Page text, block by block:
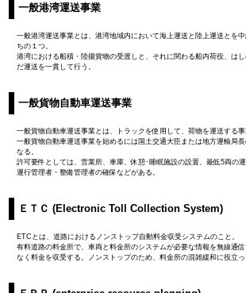
一般港湾運送事業
一般港湾運送事業とは、港湾地域内において海上運送と陸上運送とを
ちの１つ。
港湾における船積・陸揚貨物の受渡しと、それに関わる船内荷役、は
だ運送を一貫して行う。
一般貨物自動車運送事業
一般貨物自動車運送事業とは、トラックを使用して、荷物を運送する事
一般貨物自動車運送事業を始めるには国土交通大臣または地方運輸局
なる。
許可要件としては、営業所、車庫、休憩･睡眠施設の設置、最低5両の
運行管理者・整備管理者の確保などがある。
ＥＴＣ (Electronic Toll Collection System)
ETCとは、道路におけるノンストップ自動料金収受システムのこと。
有料道路の料金所で、車両と料金所のシステムが必要な情報を無線通
なく料金を収受する。ノンストップのため、料金所の混雑緩和に役立っ